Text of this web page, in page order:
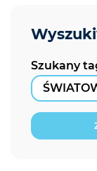
Szukany